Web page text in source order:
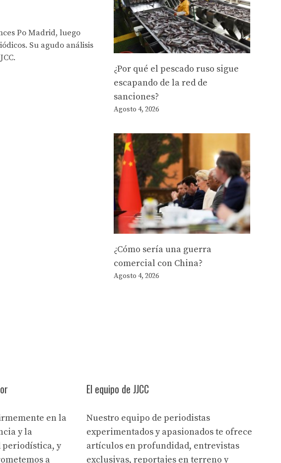
Po Madrid, luego
Su agudo análisis
¿Por qué el pescado ruso sigue
escapando de la red de
sanciones?
Agosto 4, 2026
¿Cómo sería una guerra
comercial con China?
Agosto 4, 2026
en la
y la
y
a
El equipo de JJCC
Nuestro equipo de periodistas
experimentados y apasionados te ofrece
artículos en profundidad, entrevistas
exclusivas, reportajes en terreno y